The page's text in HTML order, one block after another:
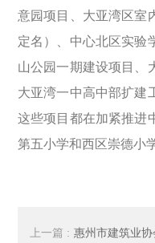
意园项目、大亚湾区室
定名）、中心北区实验
山公园一期建设项目、
大亚湾一中高中部扩建
这些项目都在加紧推进
第五小学和西区崇德小
上一篇 : 惠州市建筑业